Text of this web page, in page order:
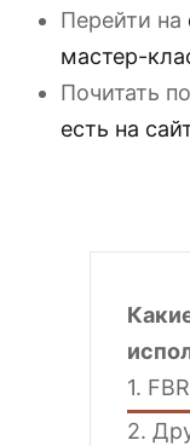
Перейти на
мастер-
Почитать
есть на
1.
2.